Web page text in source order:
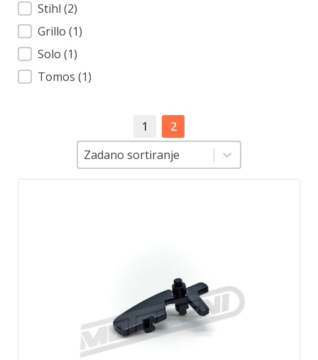
Stihl (2)
Grillo (1)
Solo (1)
Tomos (1)
1
2
Sortiranje
Zadano sortiranje
Sortiranje